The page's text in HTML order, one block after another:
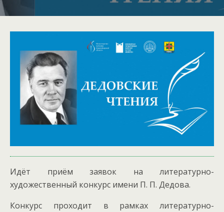
Идёт приём заявок на литературно-
художественный конкурс имени П. П. Дедова.
Конкурс проходит в рамках литературно-